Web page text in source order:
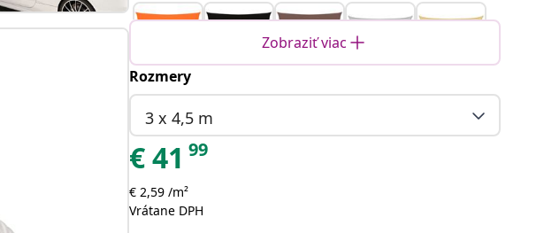
Oranžová
oranžová
a hnedá
Zobraziť viac
Rozmery
3 x 4,5 m
€41 99
€ 2,59 /m²
Vrátane DPH